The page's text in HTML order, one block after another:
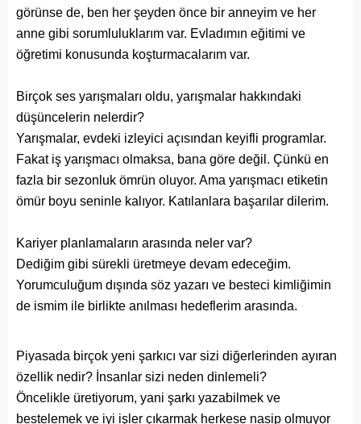
görünse de, ben her şeyden önce bir anneyim ve her
anne gibi sorumluluklarım var. Evladımın eğitimi ve
öğretimi konusunda koşturmacalarım var.
Birçok ses yarışmaları oldu, yarışmalar hakkındaki
düşüncelerin nelerdir?
Yarışmalar, evdeki izleyici açısından keyifli programlar.
Fakat iş yarışmacı olmaksa, bana göre değil. Çünkü en
fazla bir sezonluk ömrün oluyor. Ama yarışmacı etiketin
ömür boyu seninle kalıyor. Katılanlara başarılar dilerim.
Kariyer planlamaların arasında neler var?
Dediğim gibi sürekli üretmeye devam edeceğim.
Yorumculuğum dışında söz yazarı ve besteci kimliğimin
de ismim ile birlikte anılması hedeflerim arasında.
Piyasada birçok yeni şarkıcı var sizi diğerlerinden ayıran
özellik nedir? İnsanlar sizi neden dinlemeli?
Öncelikle üretiyorum, yani şarkı yazabilmek ve
bestelemek ve iyi işler çıkarmak herkese nasip olmuyor